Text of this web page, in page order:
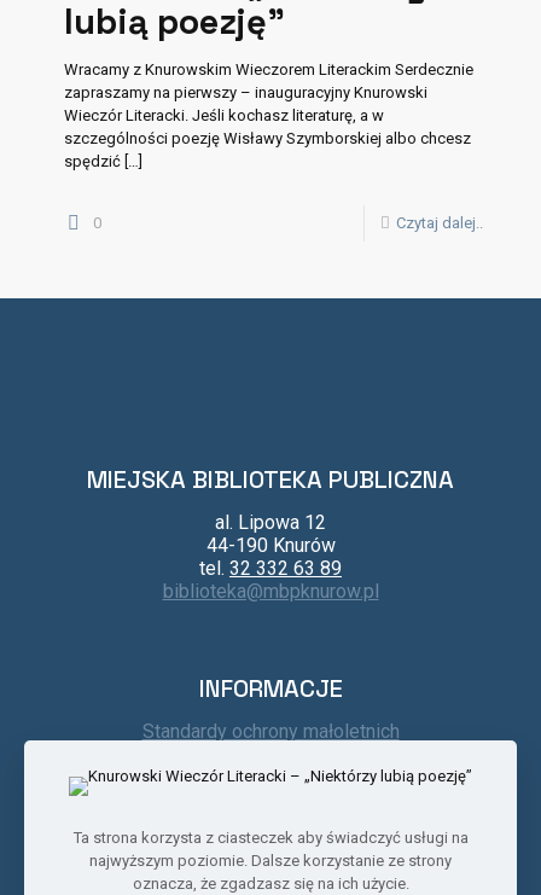
lubią poezję”
Wracamy z Knurowskim Wieczorem Literackim Serdecznie
zapraszamy na pierwszy – inauguracyjny Knurowski
Wieczór Literacki. Jeśli kochasz literaturę, a w
szczególności poezję Wisławy Szymborskiej albo chcesz
spędzić […]
0 Czytaj dalej..
MIEJSKA BIBLIOTEKA PUBLICZNA
al. Lipowa 12
44-190 Knurów
tel. 32 332 63 89
biblioteka@mbpknurow.pl
INFORMACJE
Standardy ochrony małoletnich
Regulamin
BIP
Ta strona korzysta z ciasteczek aby świadczyć usługi na
najwyższym poziomie. Dalsze korzystanie ze strony
oznacza, że zgadzasz się na ich użycie.